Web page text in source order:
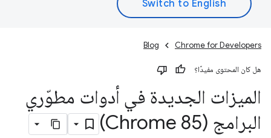
Chrome for Developers
Blog
هل كان المحتوى مفيدًا؟
الميزات الجديدة في أدوات مطوّري
البرامج (Chrome 85)